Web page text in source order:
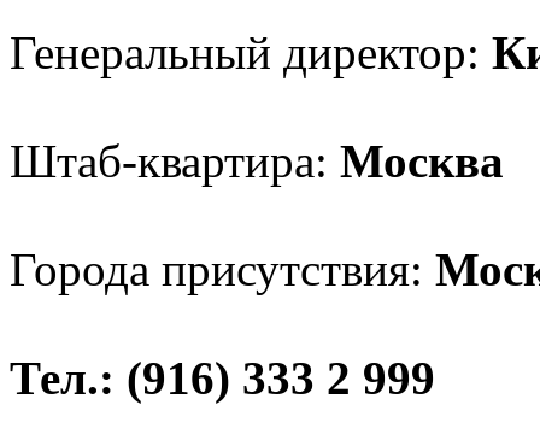
Генеральный директор:
Штаб-квартира: Москва
Города присутствия:
Тел.: (916) 333 2 999